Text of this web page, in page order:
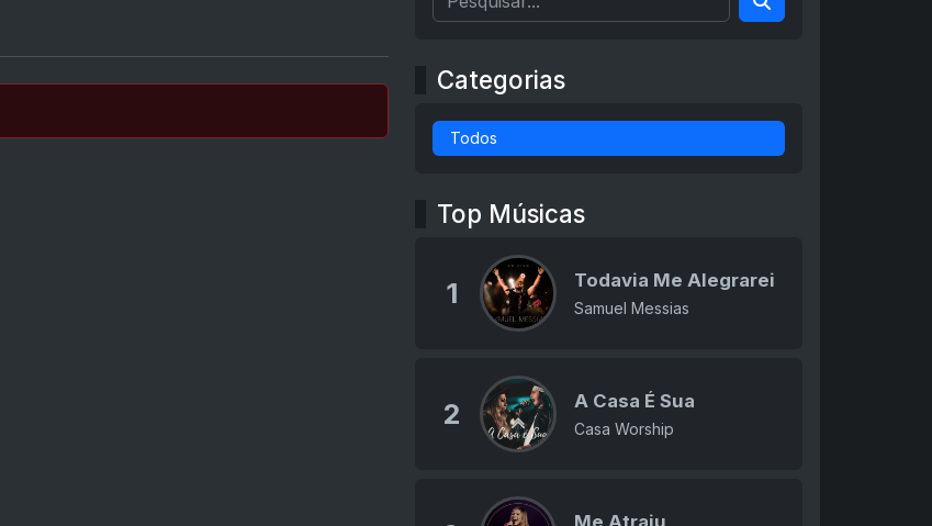
Categorias
Todos
Top Músicas
1 Todavia Me Alegrarei
Samuel Messias
2 A Casa É Sua
Casa Worship
Me Atraiu